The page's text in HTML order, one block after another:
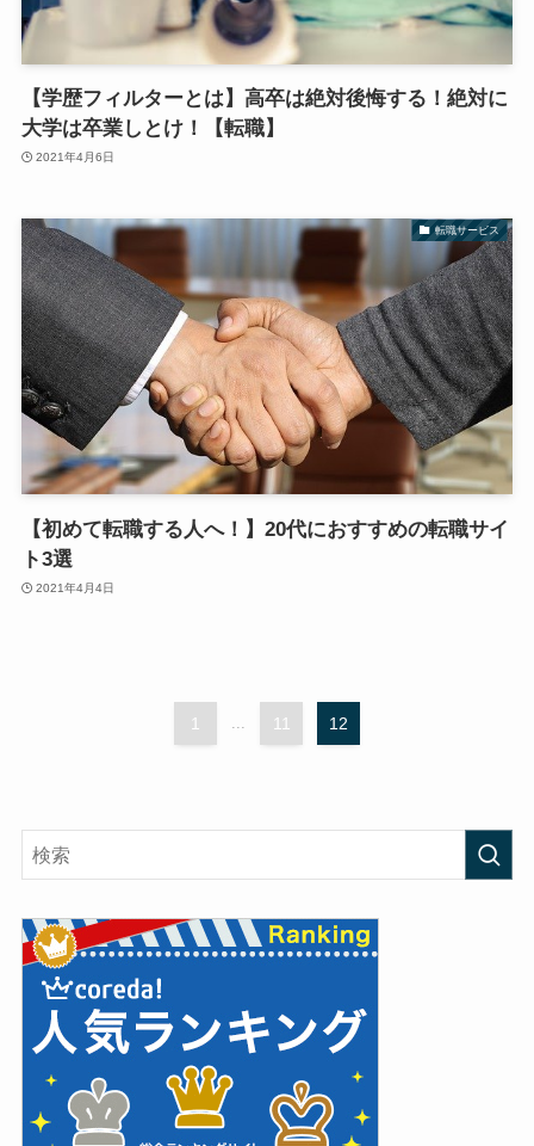
【学歴フィルターとは】高卒は絶対後悔する！絶対に
大学は卒業しとけ！【転職】
2021年4月6日
転職サービス
【初めて転職する人へ！】20代におすすめの転職サイ
ト3選
2021年4月4日
1 ... 11 12